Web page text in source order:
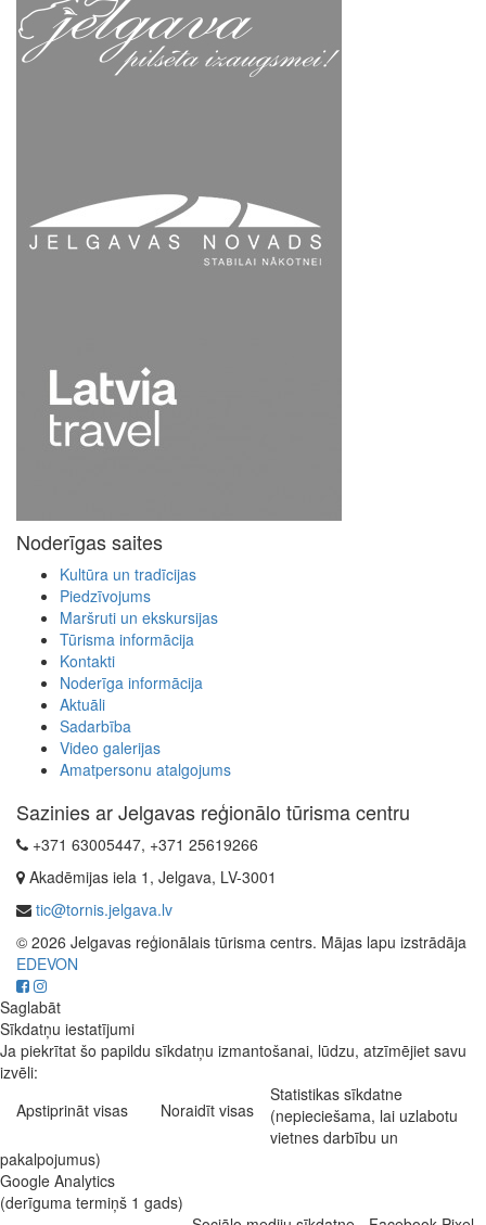
Noderīgas saites
Kultūra un tradīcijas
Piedzīvojums
Maršruti un ekskursijas
Tūrisma informācija
Kontakti
Noderīga informācija
Aktuāli
Sadarbība
Video galerijas
Amatpersonu atalgojums
Sazinies ar Jelgavas reģionālo tūrisma centru
+371 63005447, +371 25619266
Akadēmijas iela 1, Jelgava, LV-3001
tic@tornis.jelgava.lv
© 2026 Jelgavas reģionālais tūrisma centrs. Mājas lapu izstrādāja
EDEVON
Saglabāt
Sīkdatņu iestatījumi
Ja piekrītat šo papildu sīkdatņu izmantošanai, lūdzu, atzīmējiet savu
izvēli:
Apstiprināt visas
Noraidīt visas
Statistikas sīkdatne
(nepieciešama, lai uzlabotu
vietnes darbību un
pakalpojumus)
Google Analytics
(derīguma termiņš 1 gads)